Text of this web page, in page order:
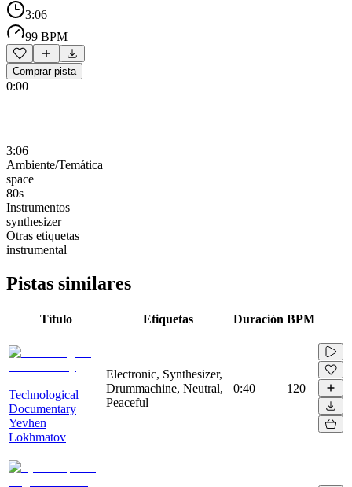
3:06
99 BPM
Comprar pista
0:00
3:06
Ambiente/Temática
space
80s
Instrumentos
synthesizer
Otras etiquetas
instrumental
Pistas similares
Título Etiquetas Duración BPM
Technological
Documentary
Yevhen
Lokhmatov
Electronic, Synthesizer,
Drummachine, Neutral,
Peaceful
0:40 120